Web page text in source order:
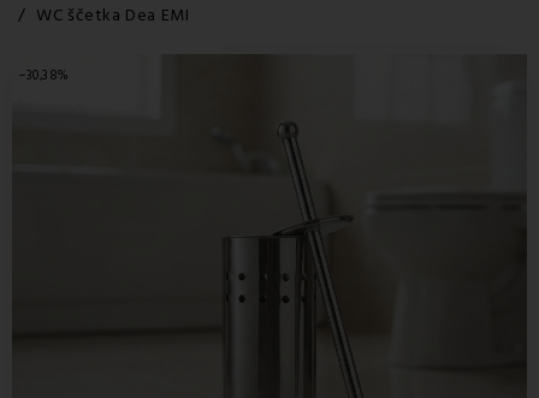
WC ščetka Dea EMI
−30,38%